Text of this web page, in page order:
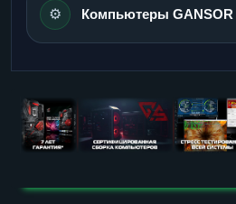
⚙️ Компьютеры GANSOR